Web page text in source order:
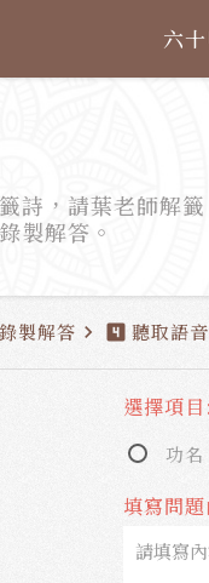
六
詩，請葉老師解
製解答。
製解答 chevron_right looks_4 聽取語
選擇項目:
功名
填寫問